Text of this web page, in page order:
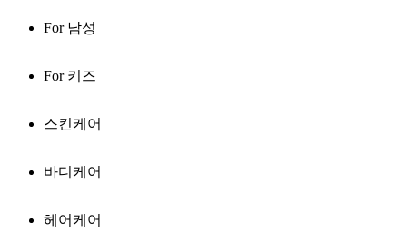
For 남성
For 키즈
스킨케어
바디케어
헤어케어